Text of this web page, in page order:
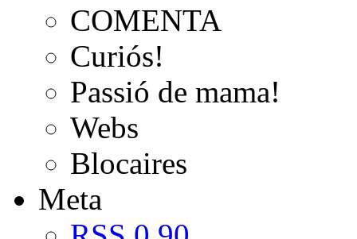
COMENTA
Curiós!
Passió de mama!
Webs
Blocaires
Meta